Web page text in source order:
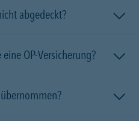
abgedeckt?
OP-Versicherung?